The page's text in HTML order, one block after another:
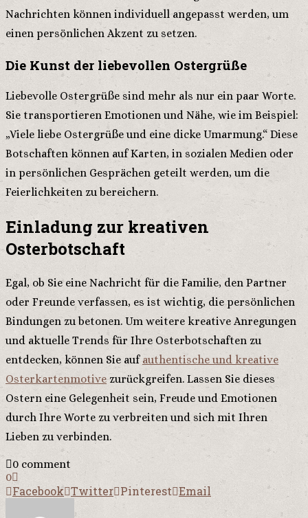
Nachrichten können individuell angepasst werden, um
einen persönlichen Akzent zu setzen.
Die Kunst der liebevollen Ostergrüße
Liebevolle Ostergrüße sind mehr als nur ein paar Worte.
Sie transportieren Emotionen und Nähe, wie im Beispiel:
„Viele liebe Ostergrüße und eine dicke Umarmung.“ Diese
Botschaften können auf Karten, in sozialen Medien oder
in persönlichen Gesprächen geteilt werden, um die
Feierlichkeiten zu bereichern.
Einladung zur kreativen
Osterbotschaft
Egal, ob Sie eine Nachricht für die Familie, den Partner
oder Freunde verfassen, es ist wichtig, die persönlichen
Bindungen zu betonen. Um weitere kreative Anregungen
und aktuelle Trends für Ihre Osterbotschaften zu
entdecken, können Sie aufauthentische und kreative
Osterkartenmotivezurückgreifen. Lassen Sie dieses
Ostern eine Gelegenheit sein, Freude und Emotionen
durch Ihre Worte zu verbreiten und sich mit Ihren
Lieben zu verbinden.
0 comment
0
Facebook Twitter Pinterest Email